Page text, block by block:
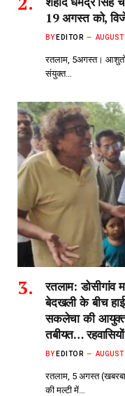
19 अगस्त को,
BY EDITOR
रतलाम, 5अगस्त।
संयुक्त…
रतलाम: डोसीगांव
बेदखली के बीच
सकलेचा की आयुक्त
तबीयत…
BY EDITOR
रतलाम, 5 अगस्त
की मल्टी में…